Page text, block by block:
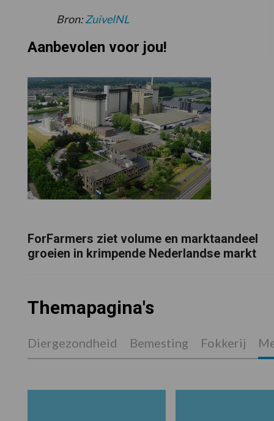
Bron:ZuivelNL
Aanbevolen voor jou!
ForFarmers ziet volume en marktaandeel
groeien in krimpende Nederlandse markt
Themapagina's
Diergezondheid Bemesting Fokkerij